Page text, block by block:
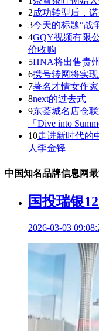
2成功转型后，
3今天的标题“战
4GQY视频有限
价收购
5HNA将出售贵
6携号转网将实
7著名才情女作
8next的过去式_
9东荟城名店仓
「Dive into
10走进新时代
人李金铎
中国知名品牌信息网
国投瑞银
2026-03-03